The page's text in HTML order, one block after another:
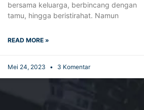
bersama keluarga, berbincang dengan
tamu, hingga beristirahat. Namun
READ MORE »
Mei 24, 2023 3 Komentar